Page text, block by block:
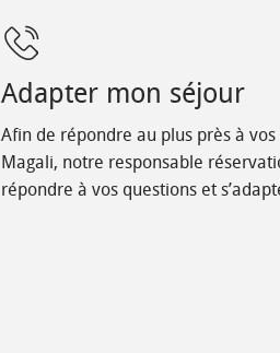
Adapter mon séjour
Afin de répondre au plus près à
Magali, notre responsable
répondre à vos questions et